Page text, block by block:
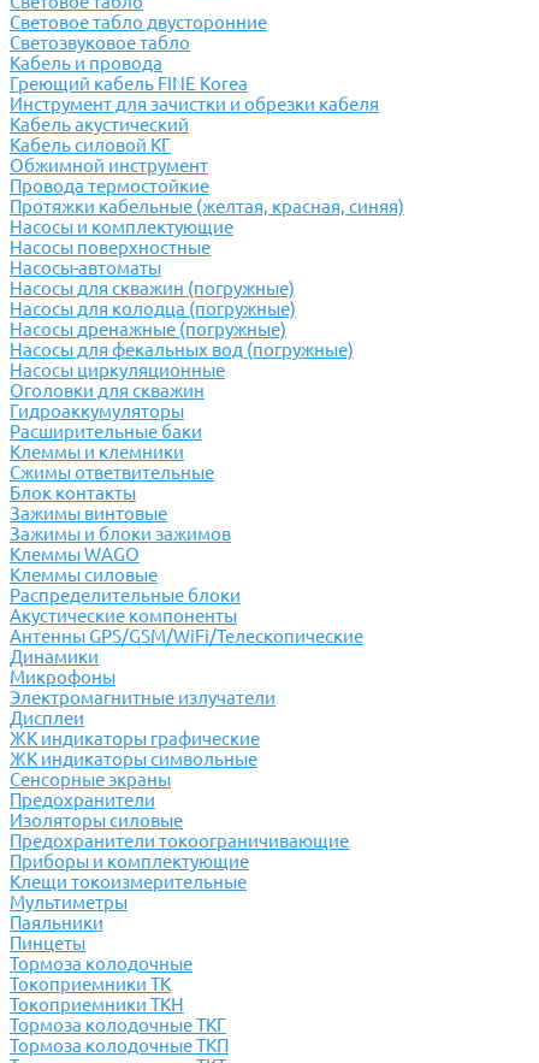
Световое табло двусторонние
Светозвуковое табло
Кабель и провода
Греющий кабель FINE Korea
Инструмент для зачистки и обрезки кабеля
Кабель акустический
Кабель силовой КГ
Обжимной инструмент
Провода термостойкие
Протяжки кабельные (желтая, красная, синяя)
Насосы и комплектующие
Насосы поверхностные
Насосы-автоматы
Насосы для скважин (погружные)
Насосы для колодца (погружные)
Насосы дренажные (погружные)
Насосы для фекальных вод (погружные)
Насосы циркуляционные
Оголовки для скважин
Гидроаккумуляторы
Расширительные баки
Клеммы и клемники
Cжимы ответвительные
Блок контакты
Зажимы винтовые
Зажимы и блоки зажимов
Клеммы WAGO
Клеммы силовые
Распределительные блоки
Акустические компоненты
Антенны GPS/GSM/WiFi/Телескопические
Динамики
Микрофоны
Электромагнитные излучатели
Дисплеи
ЖК индикаторы графические
ЖК индикаторы символьные
Сенсорные экраны
Предохранители
Изоляторы силовые
Предохранители токоограничивающие
Приборы и комплектующие
Клещи токоизмерительные
Мультиметры
Паяльники
Пинцеты
Тормоза колодочные
Токоприемники ТК
Токоприемники ТКН
Тормоза колодочные ТКГ
Тормоза колодочные ТКП